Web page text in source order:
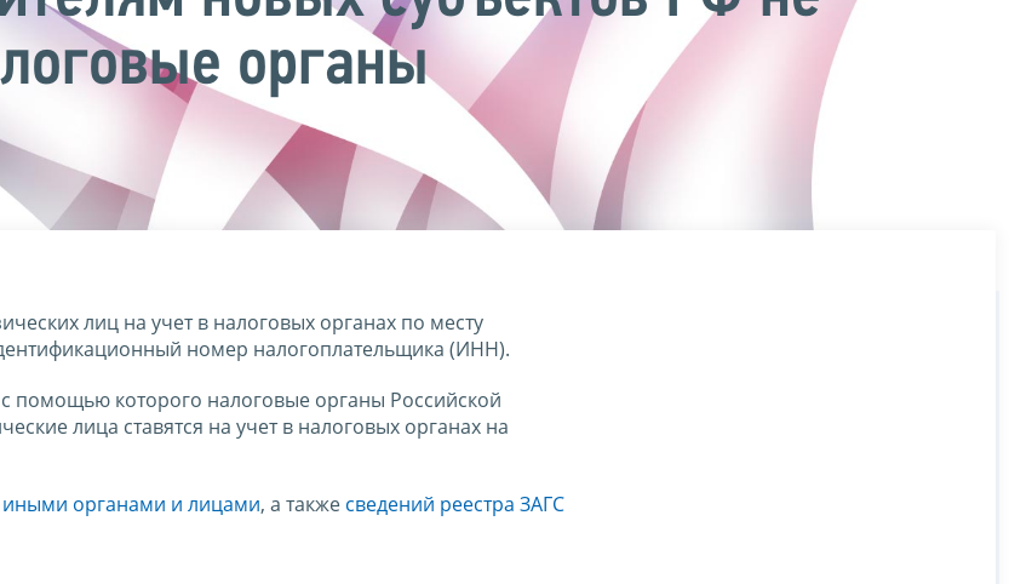
органы
лиц на учет в налоговых органах по месту
номер налогоплательщика (ИНН).
которого налоговые органы Российской
лица ставятся на учет в налоговых органах на
иными органами и лицами, а также сведений реестра ЗАГС